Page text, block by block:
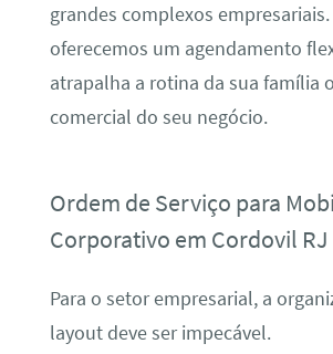
grandes complexos empresariais.
oferecemos um agendamento
atrapalha a rotina da sua família
comercial do seu negócio.
Ordem de Serviço para
Corporativo em Cordovil RJ
Para o setor empresarial, a
layout deve ser impecável.